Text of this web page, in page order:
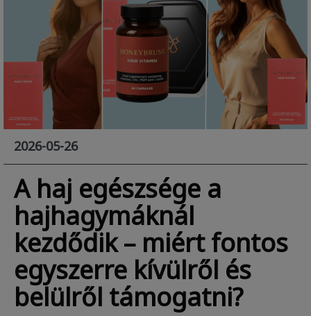
2026-05-26
A haj egészsége a
hajhagymáknál
kezdődik – miért fontos
egyszerre kívülről és
belülről támogatni?